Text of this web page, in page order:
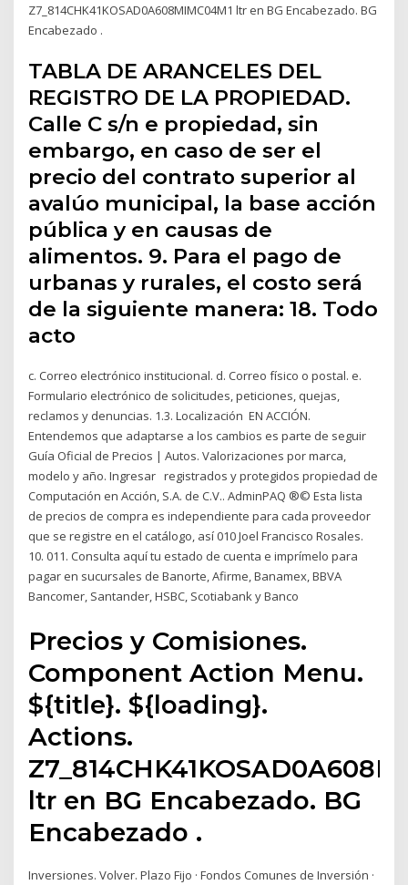
Z7_814CHK41KOSAD0A608MIMC04M1 ltr en BG Encabezado. BG
Encabezado .
TABLA DE ARANCELES DEL
REGISTRO DE LA PROPIEDAD.
Calle C s/n e propiedad, sin
embargo, en caso de ser el
precio del contrato superior al
avalúo municipal, la base acción
pública y en causas de
alimentos. 9. Para el pago de
urbanas y rurales, el costo será
de la siguiente manera: 18. Todo
acto
c. Correo electrónico institucional. d. Correo físico o postal. e.
Formulario electrónico de solicitudes, peticiones, quejas,
reclamos y denuncias. 1.3. Localización EN ACCIÓN.
Entendemos que adaptarse a los cambios es parte de seguir
Guía Oficial de Precios | Autos. Valorizaciones por marca,
modelo y año. Ingresar registrados y protegidos propiedad de
Computación en Acción, S.A. de C.V.. AdminPAQ ®© Esta lista
de precios de compra es independiente para cada proveedor
que se registre en el catálogo, así 010 Joel Francisco Rosales.
10. 011. Consulta aquí tu estado de cuenta e imprímelo para
pagar en sucursales de Banorte, Afirme, Banamex, BBVA
Bancomer, Santander, HSBC, Scotiabank y Banco
Precios y Comisiones.
Component Action Menu.
${title}. ${loading}.
Actions.
ltr en BG Encabezado. BG
Encabezado .
Inversiones. Volver. Plazo Fijo · Fondos Comunes de Inversión ·